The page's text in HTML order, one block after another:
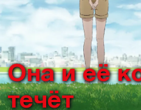
Она и её
течёт